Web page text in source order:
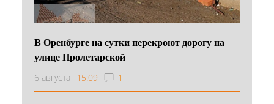
В Оренбурге на сутки перекроют дорогу на
улице Пролетарской
6 августа 15:09 1